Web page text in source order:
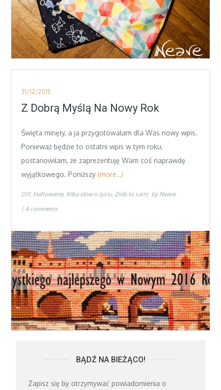
Posted
on
31/12/2015
Z Dobrą Myślą Na Nowy Rok
Święta minęły, a ja przygotowałam dla Was nowy wpis.
Ponieważ będzie to ostatni wpis w tym roku,
postanowiłam, że zaprezentuję Wam coś naprawdę
wyjątkowego. Poniższy (more…)
DIY Haftowanie Kilka słów o życiu Zrób to sam by Neave
4 comments
BĄDŹ NA BIEŻĄCO!
Zapisz się by otrzymywać powiadomienia o